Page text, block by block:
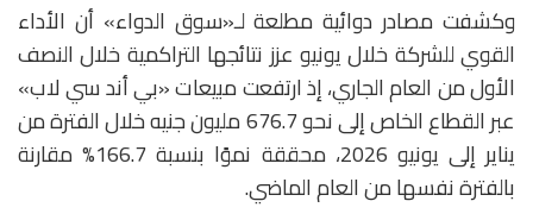
وكشفت مصادر دوائية مطلعة لـ«سوق الدواء» أن الأداء
القوي للشركة خلال يونيو عزز نتائجها التراكمية خلال النصف
الأول من العام الجاري، إذ ارتفعت مبيعات «بي أند سي لاب»
عبر القطاع الخاص إلى نحو 676.7 مليون جنيه خلال الفترة من
يناير إلى يونيو 2026، محققة نموًا بنسبة 166.7% مقارنة
بالفترة نفسها من العام الماضي.